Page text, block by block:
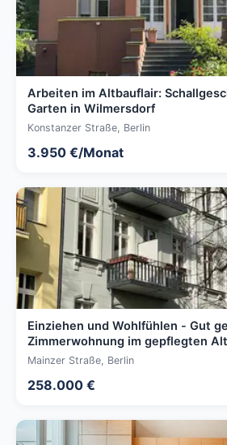
Arbeiten im Altbauflair:
Garten in Wilmersdorf
Konstanzer Straße, Berlin
3.950 €/Monat
Einziehen und Wohlfühlen - Gut
Zimmerwohnung im gepflegten
Mainzer Straße, Berlin
258.000 €